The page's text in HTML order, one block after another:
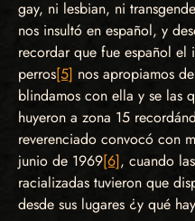
gay, ni lesbian, ni
nos insultó en español, y
recordar que fue español
perros[5] nos apropiamos
blindamos con ella y se las
huyeron a zona 15
reverenciado convocó con
junio de 1969[6], cuando
racializadas tuvieron que
desde sus lugares ¿y qué